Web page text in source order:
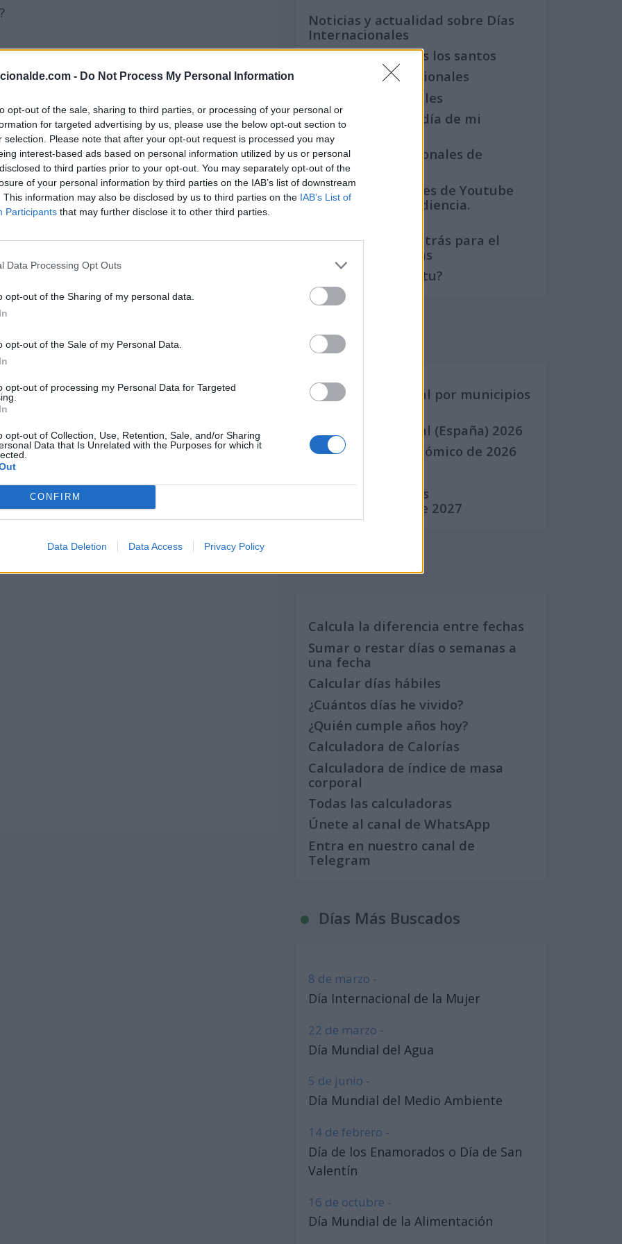
- Do Not Process My Personal Information
opt-out of the sale, sharing to third parties, or processing of your personal or
for targeted advertising by us, please use the below opt-out section to
selection. Please note that after your opt-out request is processed you may
interest-based ads based on personal information utilized by us or personal
to third parties prior to your opt-out. You may separately opt-out of the
of your personal information by third parties on the IAB’s list of downstream
This information may also be disclosed by us to third parties on the IAB’s List of
Participants that may further disclose it to other third parties.
Data Processing Opt Outs
opt-out of the Sharing of my personal data.
opt-out of the Sale of my Personal Data.
opt-out of processing my Personal Data for Targeted
opt-out of Collection, Use, Retention, Sale, and/or Sharing
Data that Is Unrelated with the Purposes for which it
CONFIRM
Data Deletion Data Access Privacy Policy
Chino
Chino
Noticias y actualidad sobre Días
Internacionales
Onomástica. Todos los santos
Semanas Internacionales
Años Internacionales
Qué se celebra el día de mi
cumpleaños
Eventos internacionales de
cultura
Los mejores canales de Youtube
según nuestra audiencia.
Crea una cuenta atrás para el
evento que quieras
¿Qué día crearías tu?
Calendarios
Calendario Laboral por municipios
Calendario Laboral (España) 2026
Calendario Astronómico de 2026
Calendario de Días
Internacionales de 2027
Calculadoras
Calcula la diferencia entre fechas
Sumar o restar días o semanas a
una fecha
Calcular días hábiles
¿Cuántos días he vivido?
¿Quién cumple años hoy?
Calculadora de Calorías
Calculadora de índice de masa
corporal
Todas las calculadoras
Únete al canal de WhatsApp
Entra en nuestro canal de
Telegram
Días Más Buscados
8 de marzo -
Día Internacional de la Mujer
22 de marzo -
Día Mundial del Agua
5 de junio -
Día Mundial del Medio Ambiente
14 de febrero -
Día de los Enamorados o Día de San
Valentín
16 de octubre -
Día Mundial de la Alimentación